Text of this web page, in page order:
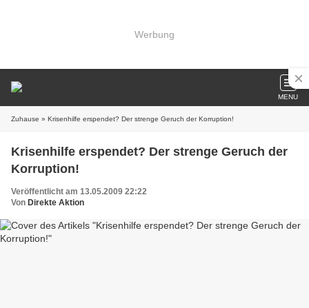
Werbung
MENU
Zuhause » Krisenhilfe erspendet? Der strenge Geruch der Korruption!
Krisenhilfe erspendet? Der strenge Geruch der
Korruption!
Veröffentlicht am 13.05.2009 22:22
Von Direkte Aktion